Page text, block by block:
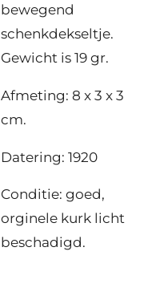
bewegend
schenkdekseltje.
Gewicht is 19 gr.
Afmeting: 8 x 3 x 3
cm.
Datering: 1920
Conditie: goed,
orginele kurk licht
beschadigd.